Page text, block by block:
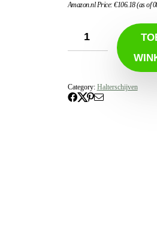
Amazon.nl Price:€106.18(as of
Category: Halterschijven